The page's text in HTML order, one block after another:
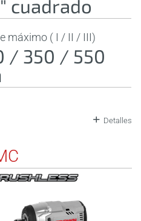
cuadrado
máximo ( I / II / III)
/ 350 / 550
Detalles